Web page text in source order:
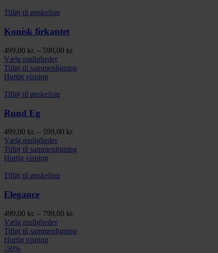
varianter.
kan
vælges
på
varesiden
Tilføj til ønskeliste
Konisk firkantet
499,00 kr. – 599,00 kr.
til
Vælg mulighederDette
vare
varianter.
på
varesiden
Tilføj til sammenligning
Hurtig visning
Tilføj til ønskeliste
Rund Eg
499,00 kr. – 599,00 kr.
til
Vælg mulighederDette
vare
varianter.
på
varesiden
Tilføj til sammenligning
Hurtig visning
Tilføj til ønskeliste
Elegance
499,00 kr. – 799,00 kr.
til
Vælg mulighederDette
vare
Tilføj til sammenligning
Hurtig visning
-50%